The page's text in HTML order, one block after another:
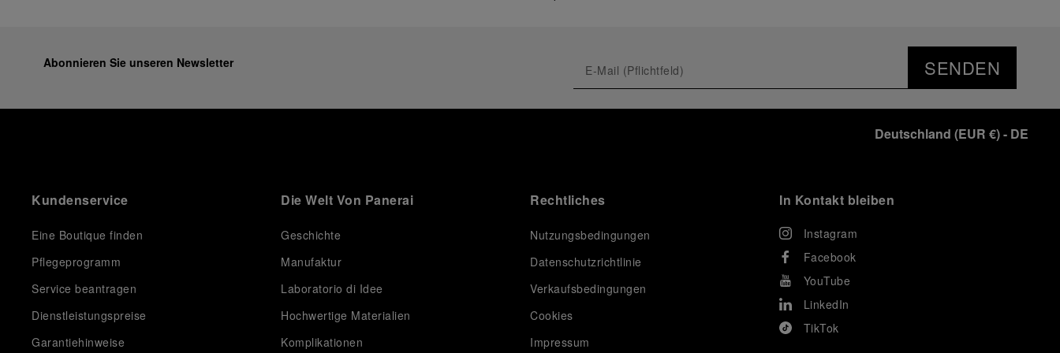
Abonnieren Sie unseren Newsletter SENDEN
Deutschland (EUR €)- DE
Kundenservice
Eine Boutique finden
Pflegeprogramm
Service beantragen
Dienstleistungspreise
Garantiehinweise
Die Welt Von Panerai
Geschichte
Manufaktur
Laboratorio di Idee
Hochwertige Materialien
Komplikationen
Rechtliches
Nutzungsbedingungen
Datenschutzrichtlinie
Verkaufsbedingungen
Cookies
Impressum
In Kontakt bleiben
Instagram
Facebook
YouTube
LinkedIn
TikTok